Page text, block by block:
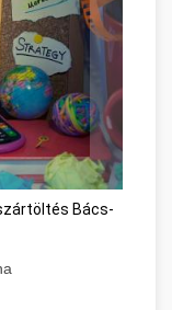
Bács-